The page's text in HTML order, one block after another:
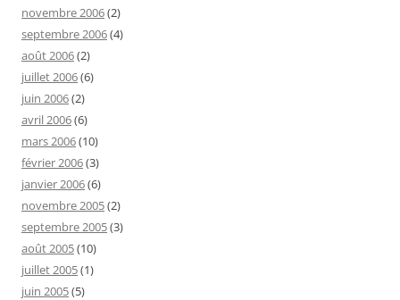
novembre 2006(2)
septembre 2006(4)
août 2006(2)
juillet 2006(6)
juin 2006(2)
avril 2006(6)
mars 2006(10)
février 2006(3)
janvier 2006(6)
novembre 2005(2)
septembre 2005(3)
août 2005(10)
juillet 2005(1)
juin 2005(5)